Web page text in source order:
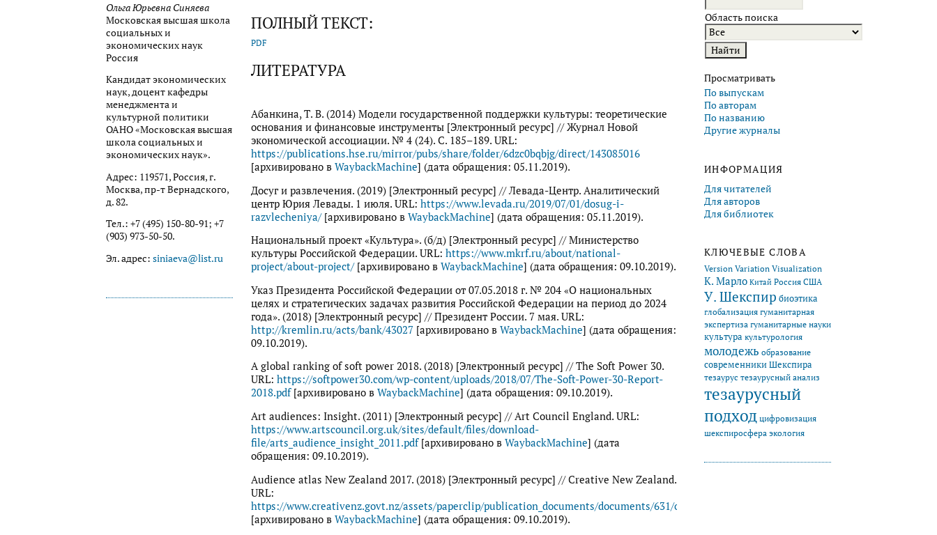
Ольга Юрьевна Синяева
Московская высшая школа
социальных и
экономических наук
Россия
Кандидат экономических
наук, доцент кафедры
менеджмента и
культурной политики
ОАНО «Московская высшая
школа социальных и
экономических наук».
Адрес: 119571, Россия, г.
Москва, пр-т Вернадского,
д. 82.
Тел.: +7 (495) 150-80-91; +7
(903) 973-50-50.
Эл. адрес: siniaeva@list.ru
Область поиска
Просматривать
По выпускам
По авторам
По названию
Другие журналы
ИНФОРМАЦИЯ
Для читателей
Для авторов
Для библиотек
КЛЮЧЕВЫЕ СЛОВА
Version Variation Visualization
К. Марло Китай Россия США
У. Шекспир биоэтика
глобализациягуманитарная
экспертиза гуманитарные науки
культура культурология
молодежь образование
современники Шекспира
тезаурус тезаурусный анализ
тезаурусный
подход цифровизация
шекспиросфера экология
ПОЛНЫЙ ТЕКСТ:
PDF
ЛИТЕРАТУРА
Абанкина, Т. В. (2014) Модели государственной поддержки культуры: теоретические
основания и финансовые инструменты [Электронный ресурс] // Журнал Новой
экономической ассоциации. № 4 (24). С. 185–189. URL:
https://publications.hse.ru/mirror/pubs/share/folder/6dzc0bqbjg/direct/143085016
[архивировано в WaybackMachine] (дата обращения: 05.11.2019).
Досуг и развлечения. (2019) [Электронный ресурс] // Левада-Центр. Аналитический
центр Юрия Левады. 1 июля. URL: https://www.levada.ru/2019/07/01/dosug-i-
razvlecheniya/[архивировано в WaybackMachine] (дата обращения: 05.11.2019).
Национальный проект «Культура». (б/д) [Электронный ресурс] // Министерство
культуры Российской Федерации. URL: https://www.mkrf.ru/about/national-
project/about-project/[архивировано в WaybackMachine] (дата обращения: 09.10.2019).
Указ Президента Российской Федерации от 07.05.2018 г. № 204 «О национальных
целях и стратегических задачах развития Российской Федерации на период до 2024
года». (2018) [Электронный ресурс] // Президент России. 7 мая. URL:
http://kremlin.ru/acts/bank/43027 [архивировано в WaybackMachine] (дата обращения:
09.10.2019).
A global ranking of soft power 2018. (2018) [Электронный ресурс] // The Soft Power 30.
URL: https://softpower30.com/wp-content/uploads/2018/07/The-Soft-Power-30-Report-
2018.pdf[архивировано в WaybackMachine] (дата обращения: 09.10.2019).
Art audiences: Insight. (2011) [Электронный ресурс] // Art Council England. URL:
https://www.artscouncil.org.uk/sites/default/files/download-
file/arts_audience_insight_2011.pdf[архивировано в WaybackMachine] (дата
обращения: 09.10.2019).
Audience atlas New Zealand 2017. (2018) [Электронный ресурс] // Creative New Zealand.
URL:
https://www.creativenz.govt.nz/assets/paperclip/publication_documents/documents/631/original/audience_alas_new_zealand_2017_final.pdf
[архивировано в WaybackMachine] (дата обращения: 09.10.2019).